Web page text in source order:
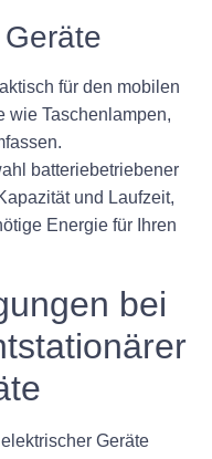
für den mobilen
wie Taschenlampen,
batteriebetriebener
und Laufzeit,
Energie für Ihren
bei
Geräte